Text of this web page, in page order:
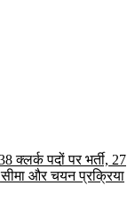
क्लर्क पदों पर भर्ती, 27
और चयन प्रक्रिया